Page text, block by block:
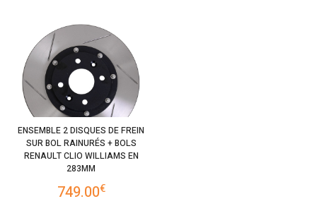
ENSEMBLE 2 DISQUES DE FREIN
SUR BOL RAINURÉS + BOLS
RENAULT CLIO WILLIAMS EN
283MM
749.00€